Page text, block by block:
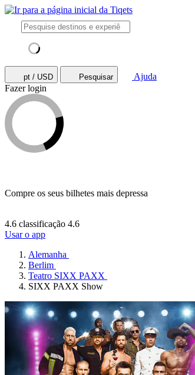
pt / USD Pesquisar
Ajuda
Fazer login
Compre os seus bilhetes mais depressa
4.6 classificação 4.6
Usar o app
Alemanha
Berlim
Teatro SIXX PAXX
SIXX PAXX Show